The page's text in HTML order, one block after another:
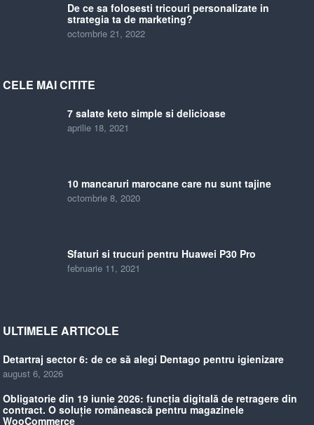
De ce sa folosesti tricouri personalizate in
strategia ta de marketing?
octombrie 21, 2022
CELE MAI CITITE
7 salate keto simple si delicioase
aprilie 18, 2021
10 mancaruri marocane care nu sunt tajine
octombrie 8, 2020
Sfaturi si trucuri pentru Huawei P30 Pro
februarie 11, 2021
ULTIMELE ARTICOLE
Detartraj sector 6: de ce să alegi Dentago pentru igienizare
august 6, 2026
Obligatorie din 19 iunie 2026: funcția digitală de retragere din
contract. O soluție românească pentru magazinele
WooCommerce